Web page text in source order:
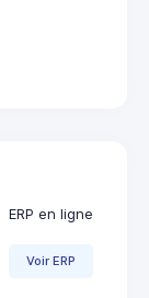
ERP en ligne
Voir ERP